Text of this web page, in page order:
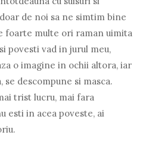
de noi sa ne simtim bine
foarte multe ori raman uimita
povesti vad in jurul meu,
o imagine in ochii altora, iar
descompune si masca.
trist lucru, mai fara
esti in acea poveste, ai